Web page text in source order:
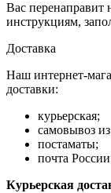
Вас перенаправит
инструкциям,
Доставка
Наш интернет-
доставки:
курьерская;
самовывоз
постаматы;
почта
Курьерская